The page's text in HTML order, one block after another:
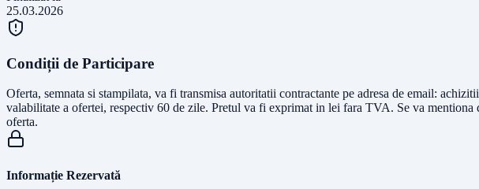
25.03.2026
Condiții de Participare
Oferta, semnata si stampilata, va fi transmisa autoritatii contractante pe adresa de email:
valabilitate a ofertei, respectiv 60 de zile. Pretul va fi exprimat in lei fara TVA. Se va
oferta.
Informație Rezervată